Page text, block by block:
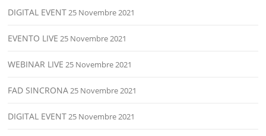
DIGITAL EVENT25 Novembre 2021
EVENTO LIVE 25 Novembre 2021
WEBINAR LIVE 25 Novembre 2021
FAD SINCRONA25 Novembre 2021
DIGITAL EVENT25 Novembre 2021